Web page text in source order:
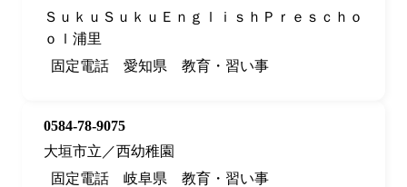
ＳｕｋｕＳｕｋｕＥｎｇｌｉｓｈＰｒｅｓｃｈｏ
ｏｌ浦里
固定電話
愛知県 教育・習い事
0584-78-9075
大垣市立／西幼稚園
固定電話
岐阜県 教育・習い事